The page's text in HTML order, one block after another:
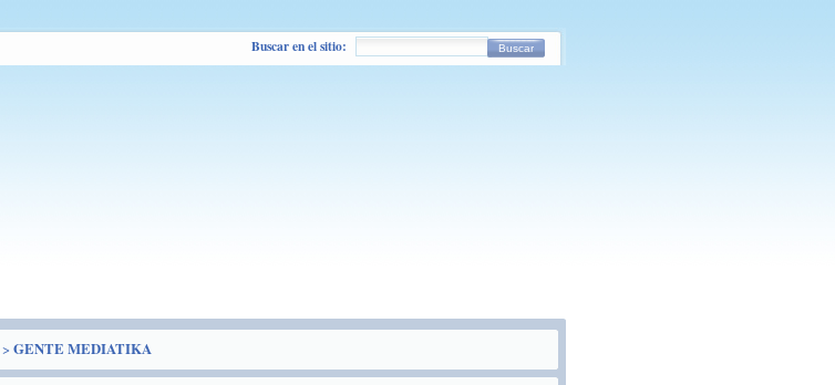
> GENTE MEDIATIKA
Buscar en el sitio: Buscar